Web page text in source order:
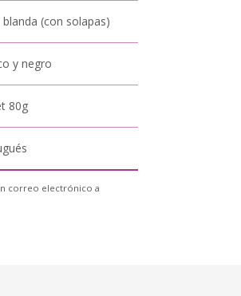
blanda (con solapas)
y negro
80g
correo electrónico a